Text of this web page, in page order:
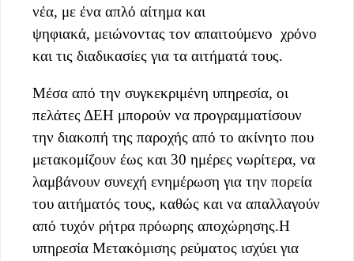
νέα, με ένα απλό αίτημα και
ψηφιακά, μειώνοντας τον απαιτούμενο χρόνο
και τις διαδικασίες για τα αιτήματά τους.
Μέσα από την συγκεκριμένη υπηρεσία, οι
πελάτες ΔΕΗ μπορούν να προγραμματίσουν
την διακοπή της παροχής από το ακίνητο που
μετακομίζουν έως και 30 ημέρες νωρίτερα, να
λαμβάνουν συνεχή ενημέρωση για την πορεία
του αιτήματός τους, καθώς και να απαλλαγούν
από τυχόν ρήτρα πρόωρης αποχώρησης.Η
υπηρεσία Μετακόμισης ρεύματος ισχύει για